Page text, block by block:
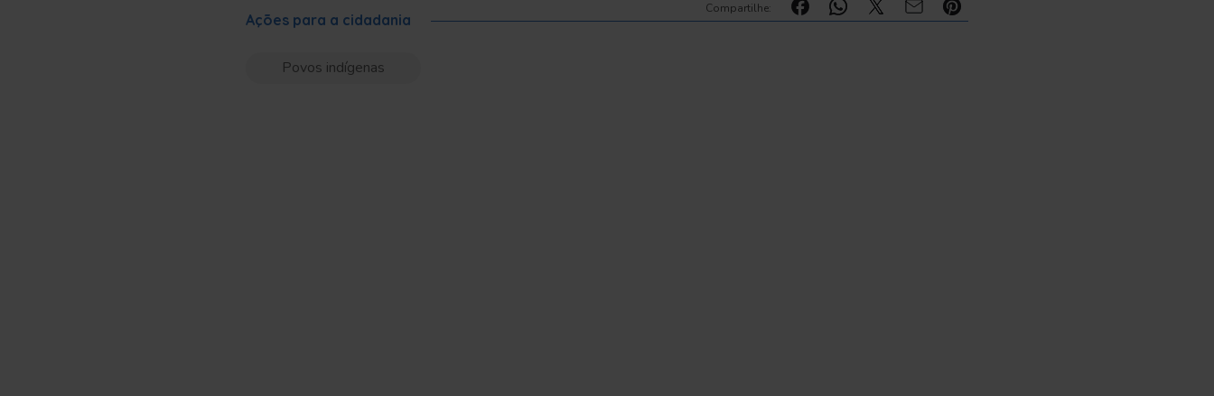
Compartilhe:
Ações para a cidadania
Povos indígenas